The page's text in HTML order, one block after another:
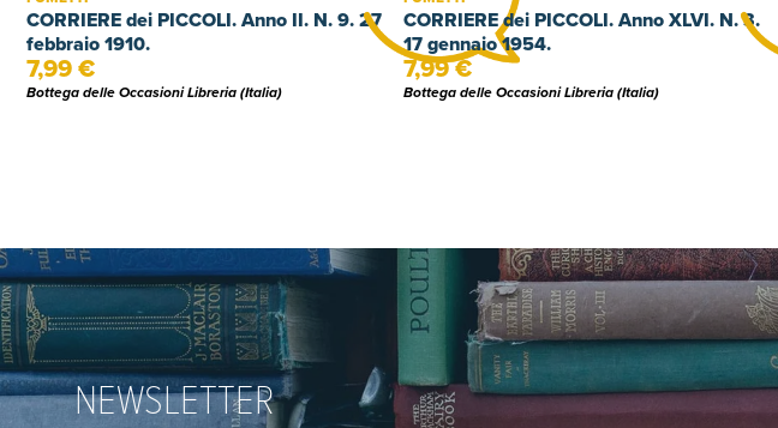
CORRIERE dei PICCOLI. Anno II. N. 9. 27
febbraio 1910.
7,99 €
Bottega delle Occasioni Libreria (Italia)
CORRIERE dei PICCOLI. Anno XLVI. N. 3.
17 gennaio 1954.
7,99 €
Bottega delle Occasioni Libreria (Italia)
NEWSLETTER